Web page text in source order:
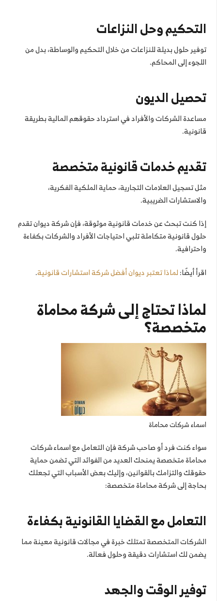
التحكيم وحل النزاعات
توفير حلول بديلة للنزاعات من خلال التحكيم والوساطة، بدل من
اللجوء إلى المحاكم.
تحصيل الديون
مساعدة الشركات والأفراد في استرداد حقوقهم المالية بطريقة
قانونية.
تقديم خدمات قانونية متخصصة
مثل تسجيل العلامات التجارية، حماية الملكية الفكرية،
والاستشارات الضريبية.
إذا كنت تبحث عن خدمات قانونية موثوقة، فإن شركة ديوان تقدم
حلول قانونية متكاملة تلبي احتياجات الأفراد والشركات بكفاءة
واحترافية.
اقرأ أيضًا:لماذا تعتبر ديوان أفضل شركة استشارات قانونية.
لماذا تحتاج إلى شركة محاماة
متخصصة؟
اسماء شركات محاماة
سواء كنت فرد أو صاحب شركة فإن التعامل مع اسماء شركات
محاماة متخصصة يمنحك العديد من الفوائد التي تضمن حماية
حقوقك والتزامك بالقوانين، وإليك بعض الأسباب التي تجعلك
بحاجة إلى شركة محاماة متخصصة:
التعامل مع القضايا القانونية بكفاءة
الشركات المتخصصة تمتلك خبرة في مجالات قانونية معينة مما
يضمن لك استشارات دقيقة وحلول فعالة.
توفير الوقت والجهد